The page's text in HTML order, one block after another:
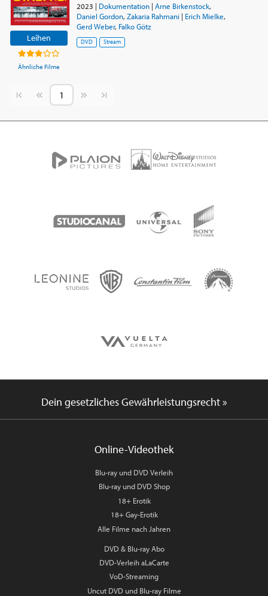
Leihen
Ähnliche Filme
2023 | Dokumentation| Arne Birkenstock,
Daniel Gordon, Zakaria Rahmani| Erich Mielke,
Gerd Weber, Falko Götz
DVD Stream
Vorherige SeiteNächste Seite
Dein gesetzliches Gewährleistungsrecht »
Online-Videothek
Blu-ray und DVD Verleih
Blu-ray und DVD Shop
18+ Erotik
18+ Gay-Erotik
Alle Filme nach Jahren
DVD & Blu-ray Abo
DVD-Verleih aLaCarte
VoD-Streaming
Uncut DVD und Blu-ray Filme